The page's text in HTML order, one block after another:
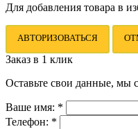
Для добавления товара в
АВТОРИЗОВАТЬСЯ
Заказ в 1 клик
Оставьте свои данные, мы
Ваше имя: *
Телефон: *